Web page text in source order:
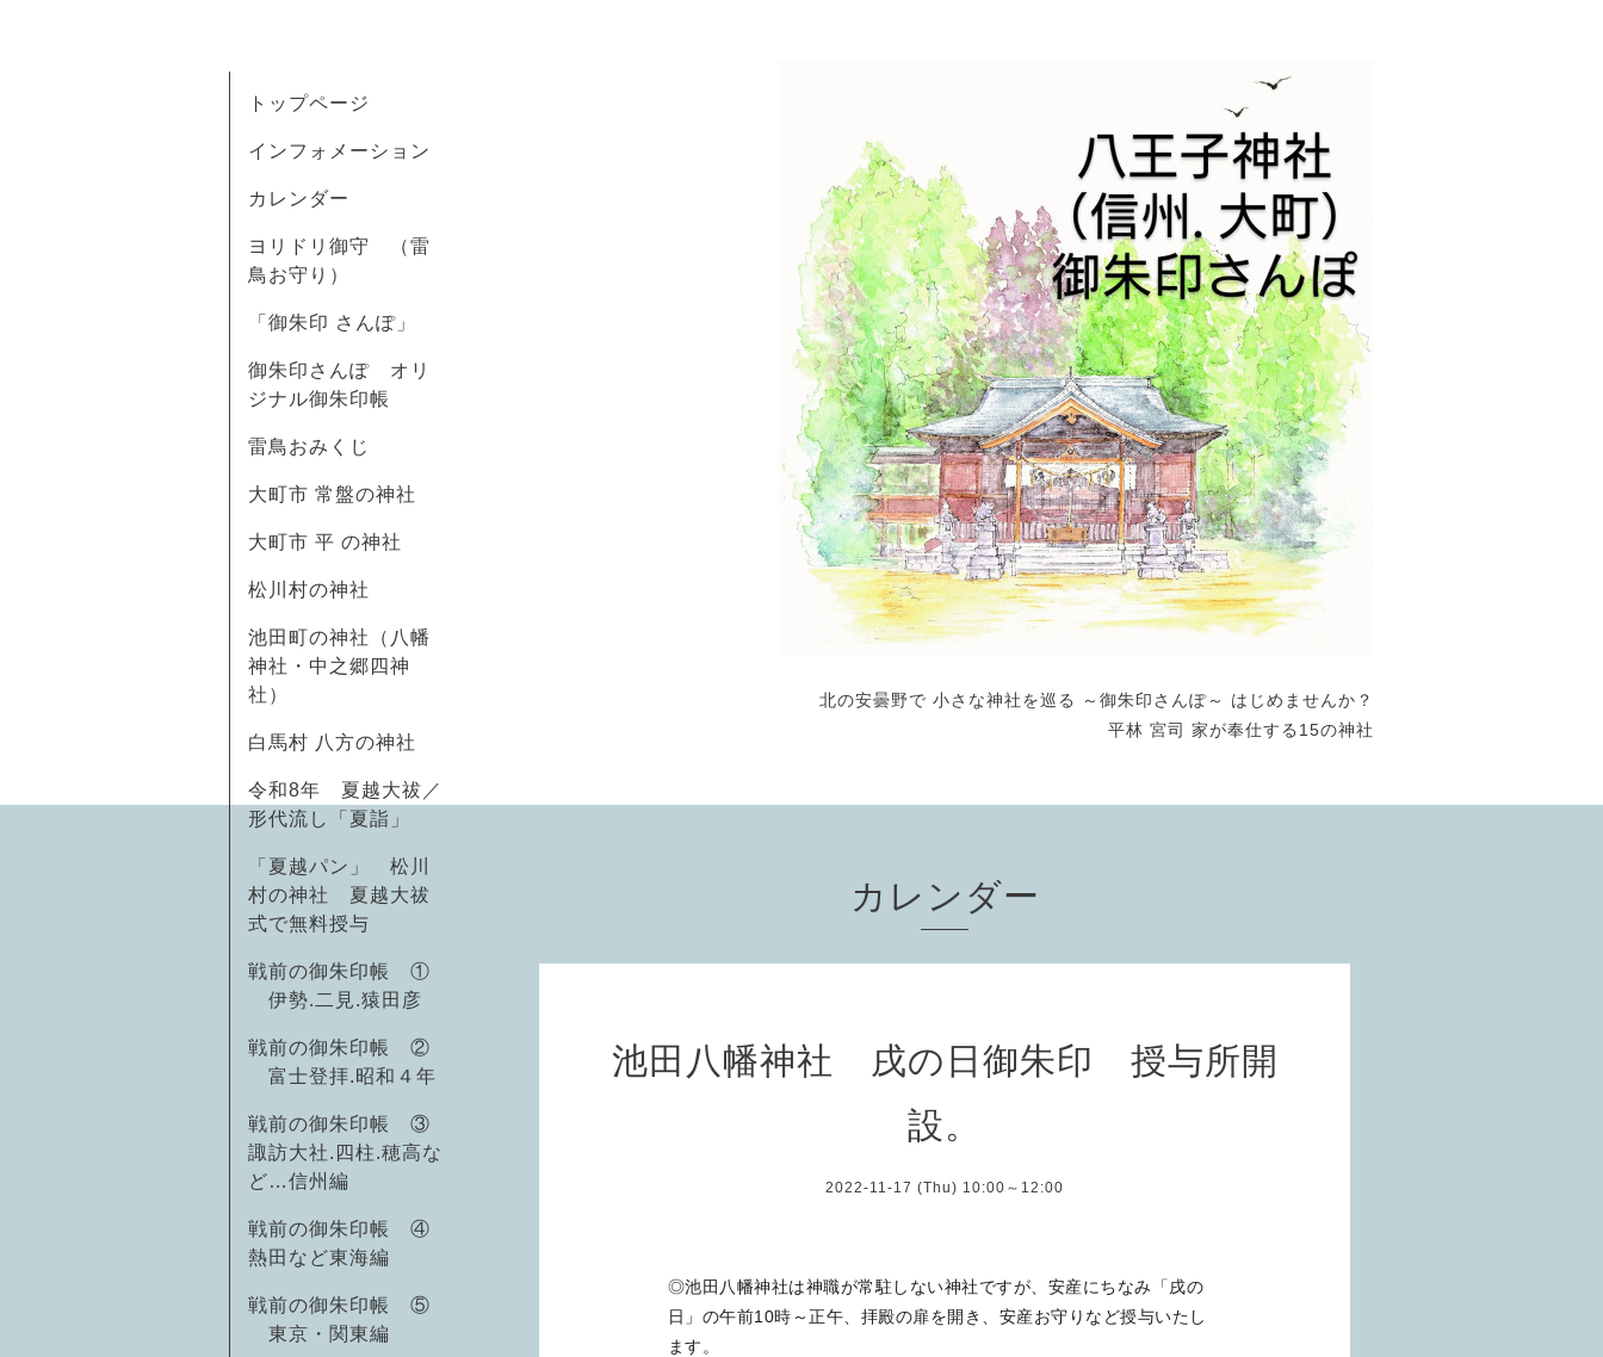
北の安曇野で 小さな神社を巡る ～御朱印さんぽ～ はじめませんか？
平林 宮司 家が奉仕する15の神社
トップページ
インフォメーション
カレンダー
ヨリドリ御守 （雷
鳥お守り）
「御朱印 さんぽ」
御朱印さんぽ オリ
ジナル御朱印帳
雷鳥おみくじ
大町市 常盤の神社
大町市 平 の神社
松川村の神社
池田町の神社（八幡
神社・中之郷四神
社）
白馬村 八方の神社
令和8年 夏越大祓／
形代流し「夏詣」
「夏越パン」 松川
村の神社 夏越大祓
式で無料授与
戦前の御朱印帳 ①
伊勢.二見.猿田彦
戦前の御朱印帳 ②
富士登拝.昭和４年
戦前の御朱印帳 ③
諏訪大社.四柱.穂高な
ど…信州編
戦前の御朱印帳 ④
熱田など東海編
戦前の御朱印帳 ⑤
東京・関東編
カレンダー
池田八幡神社 戌の日御朱印 授与所開
設。
2022-11-17 (Thu) 10:00～12:00
◎池田八幡神社は神職が常駐しない神社ですが、安産にちなみ「戌の
日」の午前10時～正午、拝殿の扉を開き、安産お守りなど授与いたし
ます。